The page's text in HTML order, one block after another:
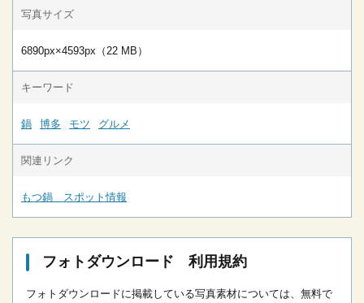
写真サイズ
6890px×4593px（22 MB）
キーワード
鍋 博多 モツ グルメ
関連リンク
もつ鍋 スポット情報
フォトダウンロード 利用規約
フォトダウンロードに掲載している写真素材については、無料で